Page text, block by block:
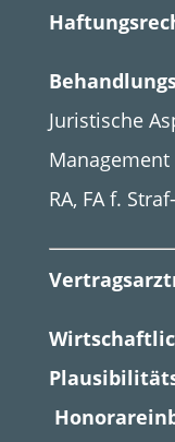
Juristische
Management
RA, FA f.